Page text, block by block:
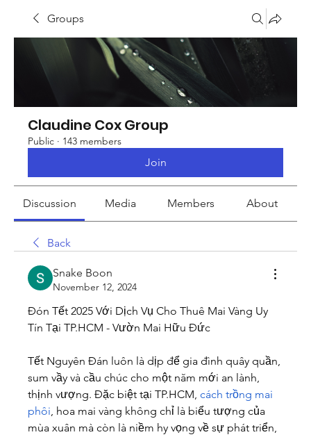
Groups
Claudine Cox Group
Public · 143 members
Join
Discussion Media Members About
Back
Snake Boon
November 12, 2024
Đón Tết 2025 Với Dịch Vụ Cho Thuê Mai Vàng Uy
Tín Tại TP.HCM - Vườn Mai Hữu Đức
Tết Nguyên Đán luôn là dịp để gia đình quây quần,
sum vầy và cầu chúc cho một năm mới an lành,
thịnh vượng. Đặc biệt tại TP.HCM, cách trồng mai
phôi, hoa mai vàng không chỉ là biểu tượng của
mùa xuân mà còn là niềm hy vọng về sự phát triển,